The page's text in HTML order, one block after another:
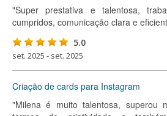
"Super prestativa e talentosa,
cumpridos, comunicação clara e
5.0
set. 2025 - set. 2025
Criação de cards para Instagram
"Milena é muito talentosa, superou